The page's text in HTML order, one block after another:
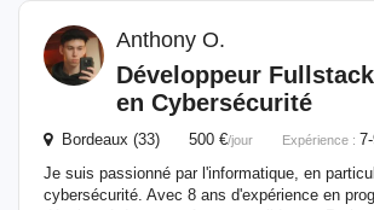
Anthony O.
Développeur
en Cybersécurité
Bordeaux (33) 500 €/jour Expérience :
Je suis passionné par l'informatique, en
cybersécurité. Avec 8 ans d'expérience en